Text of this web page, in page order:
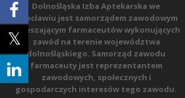
Dolnośląska Izba Aptekarska we
Wrocławiu jest samorządem zawodowym
zrzeszającym farmaceutów wykonujących
zawód na terenie województwa
dolnośląskiego. Samorząd zawodu
farmaceuty jest reprezentantem
zawodowych, społecznych i
gospodarczych interesów tego zawodu.